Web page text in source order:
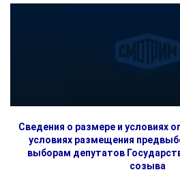
Сведения о размере и условиях
условиях размещения
выборам депутатов
созыва